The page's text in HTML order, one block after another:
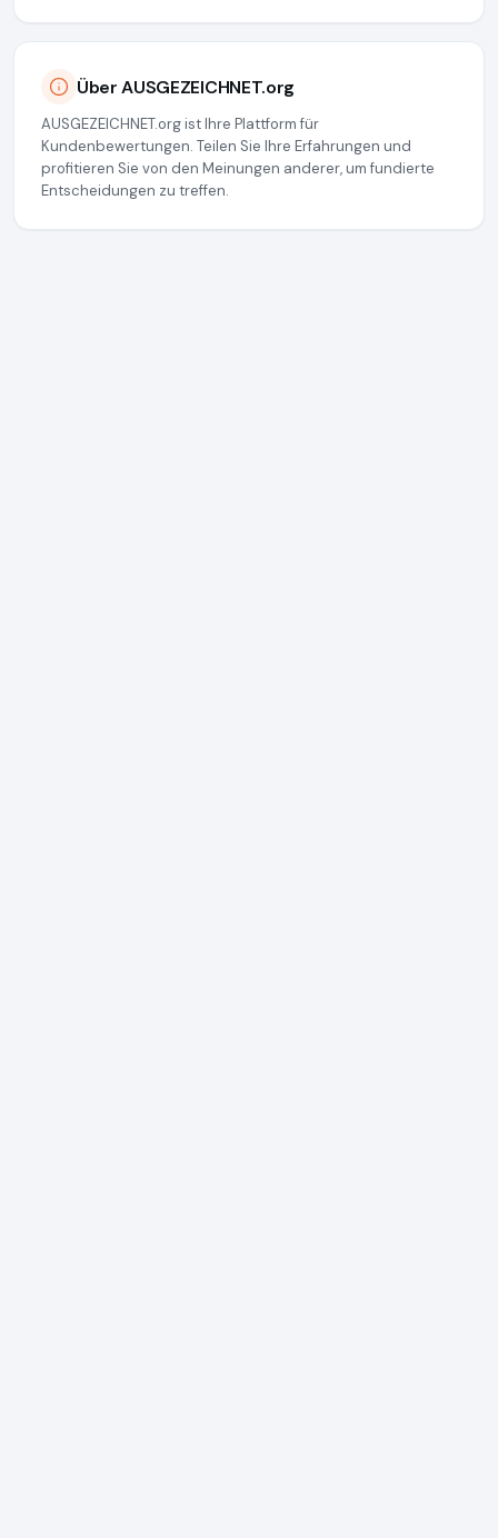
Über AUSGEZEICHNET.org
AUSGEZEICHNET.org ist Ihre Plattform für
Kundenbewertungen. Teilen Sie Ihre Erfahrungen und
profitieren Sie von den Meinungen anderer, um fundierte
Entscheidungen zu treffen.